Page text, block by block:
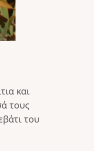
και
τους
του